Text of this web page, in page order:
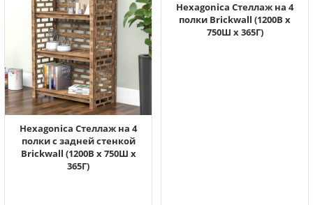
Hexagonica Стеллаж на 4
полки с задней стенкой
Brickwall (1200В х 750Ш х
365Г)
Hexagonica Стеллаж на 4
полки Brickwall (1200В х
750Ш х 365Г)